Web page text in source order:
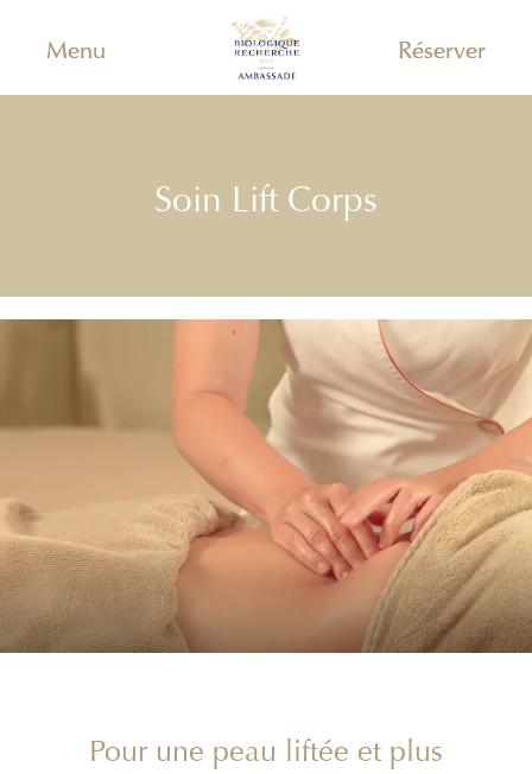
Menu Réserver
Soin Lift Corps
Pour une peau liftée et plus